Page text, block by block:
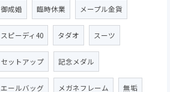
御成婚 臨時休業 メープル金貨
スピーディ40 タダオ スーツ
セットアップ 記念メダル
エールバッグ メガネフレーム 無垢